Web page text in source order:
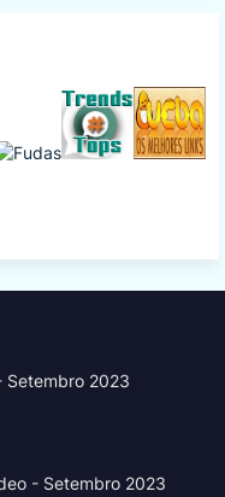
Setembro 2023
- Setembro 2023